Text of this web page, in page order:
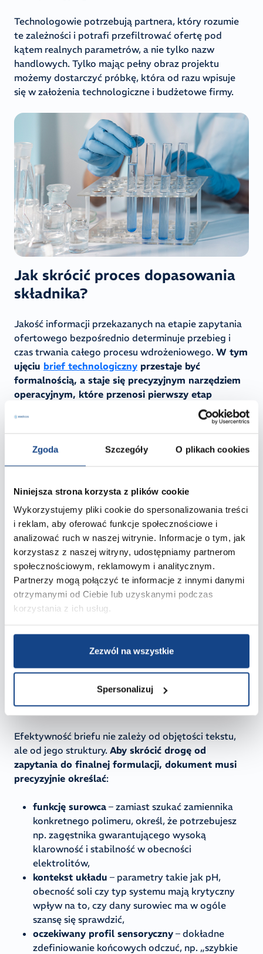
Zgoda Szczegóły O plikach cookies
Niniejsza strona korzysta z plików cookie
Wykorzystujemy pliki cookie do spersonalizowania treści
i reklam, aby oferować funkcje społecznościowe i
analizować ruch w naszej witrynie. Informacje o tym, jak
korzystasz z naszej witryny, udostępniamy partnerom
społecznościowym, reklamowym i analitycznym.
Partnerzy mogą połączyć te informacje z innymi danymi
otrzymanymi od Ciebie lub uzyskanymi podczas
korzystania z ich usług.
Zezwól na wszystkie
Spersonalizuj
Technologowie potrzebują partnera, który rozumie
te zależności i potrafi przefiltrować ofertę pod
kątem realnych parametrów, a nie tylko nazw
handlowych. Tylko mając pełny obraz projektu
możemy dostarczyć próbkę, która od razu wpisuje
się w założenia technologiczne i budżetowe firmy.
Jak skrócić proces dopasowania
składnika?
Jakość informacji przekazanych na etapie zapytania
ofertowego bezpośrednio determinuje przebieg i
czas trwania całego procesu wdrożeniowego. W tym
ujęciu brief technologiczny przestaje być
formalnością, a staje się precyzyjnym narzędziem
operacyjnym, które przenosi pierwszy etap
wskazywaniu gotowej drogi:
proces w sztywnych, często nieoptymalnych
ramach,
prośba o „emulgator do lekkiej emulsji O/W,
stabilny w pH 5-6 i pozbawiony efektu tłustości”
otwiera przestrzeń na propozycje optymalne
technologicznie i kosztowo.
Dzięki takiemu podejściu zawężasz pole decyzji bez
angażowania zasobów laboratoryjnych. Zamiast
wyłącznie na takich komponentach, które od
początku wpisują się w fundamenty projektu.
4 filary briefu, które gwarantują
trafność już pierwszej próbki
Efektywność briefu nie zależy od objętości tekstu,
ale od jego struktury. Aby skrócić drogę od
zapytania do finalnej formulacji, dokument musi
precyzyjnie określać:
funkcję surowca – zamiast szukać zamiennika
konkretnego polimeru, określ, że potrzebujesz
np. zagęstnika gwarantującego wysoką
klarowność i stabilność w obecności
elektrolitów,
kontekst układu – parametry takie jak pH,
obecność soli czy typ systemu mają krytyczny
wpływ na to, czy dany surowiec ma w ogóle
szansę się sprawdzić,
oczekiwany profil sensoryczny – dokładne
zdefiniowanie końcowych odczuć, np. „szybkie